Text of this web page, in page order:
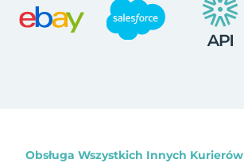
Obsługa Wszystkich Innych Kurierów